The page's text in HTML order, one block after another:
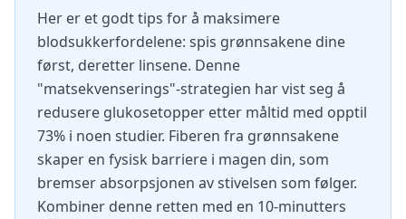
Her er et godt tips for å maksimere
blodsukkerfordelene: spis grønnsakene dine
først, deretter linsene. Denne
"matsekvenserings"-strategien har vist seg å
redusere glukosetopper etter måltid med opptil
73% i noen studier. Fiberen fra grønnsakene
skaper en fysisk barriere i magen din, som
bremser absorpsjonen av stivelsen som følger.
Kombiner denne retten med en 10-minutters